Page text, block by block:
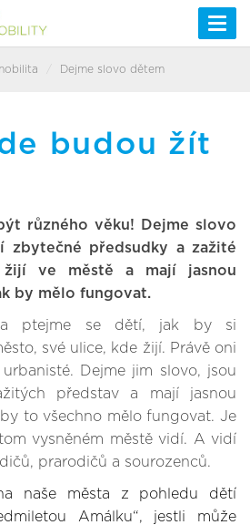
Dejme slovo dětem
budou žít
různého věku! Dejme slovo
zbytečné předsudky a zažité
ve městě a mají jasnou
by mělo fungovat.
ptejme se dětí, jak by si
své ulice, kde žijí. Právě oni
Dejme jim slovo, jsou
představ a mají jasnou
to všechno mělo fungovat. Je
vysněném městě vidí. A vidí
prarodičů a sourozenců.
naše města z pohledu dětí
Amálku“, jestli může